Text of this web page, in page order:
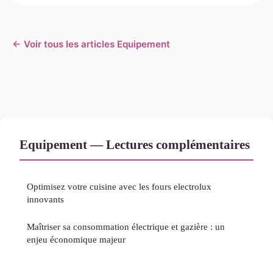
← Voir tous les articles Equipement
Equipement — Lectures complémentaires
Optimisez votre cuisine avec les fours electrolux
innovants
Maîtriser sa consommation électrique et gazière : un
enjeu économique majeur